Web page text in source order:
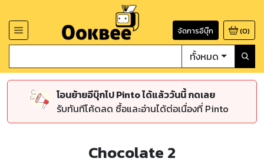
จัดการอีบุ๊ก (0)
ทั้งหมด
โอนย้ายอีบุ๊กไป Pinto ได้แล้ววันนี้ กดเลย
รับทันทีโค้ดลด ซื้อและอ่านได้ต่อเนื่องที่ Pinto
Chocolate 2